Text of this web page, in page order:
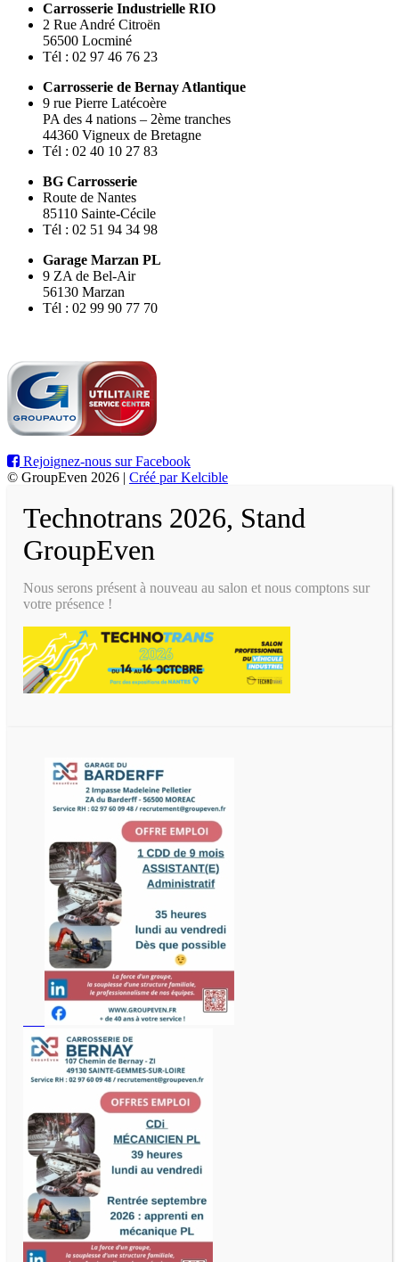
Carrosserie Industrielle RIO
2 Rue André Citroën
56500 Locminé
Tél : 02 97 46 76 23
Carrosserie de Bernay Atlantique
9 rue Pierre Latécoère
PA des 4 nations – 2ème tranches
44360 Vigneux de Bretagne
Tél : 02 40 10 27 83
BG Carrosserie
Route de Nantes
85110 Sainte-Cécile
Tél : 02 51 94 34 98
Garage Marzan PL
9 ZA de Bel-Air
56130 Marzan
Tél : 02 99 90 77 70
Rejoignez-nous sur Facebook
© GroupEven 2026 | Créé par Kelcible
Technotrans 2026, Stand
GroupEven
Nous serons présent à nouveau au salon et nous comptons sur
votre présence !